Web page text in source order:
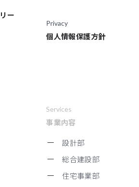
ー
Services
事業内容
設計部
総合建設部
住宅事業部
Privacy
個人情報保護方針